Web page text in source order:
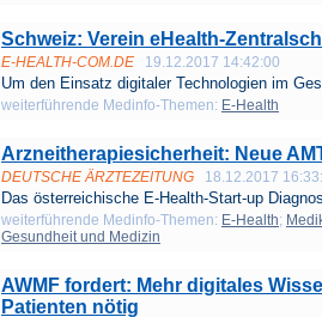
Schweiz: Verein eHealth-
E-HEALTH-COM.DE 19.12.2017 14:42:00
Um den Einsatz digitaler Technologien im
weiterführende Medinfo-Themen: E-Health
Arzneitherapiesicherheit: Neue
DEUTSCHE ÄRZTEZEITUNG 18.12.2017
Das österreichische E-Health-Start-up
weiterführende Medinfo-Themen: E-Health;
Gesundheit und Medizin
AWMF fordert: Mehr digitales
Patienten nötig